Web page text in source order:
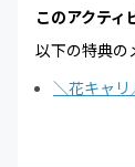
このアクティ
以下の特典の
＼花キャ